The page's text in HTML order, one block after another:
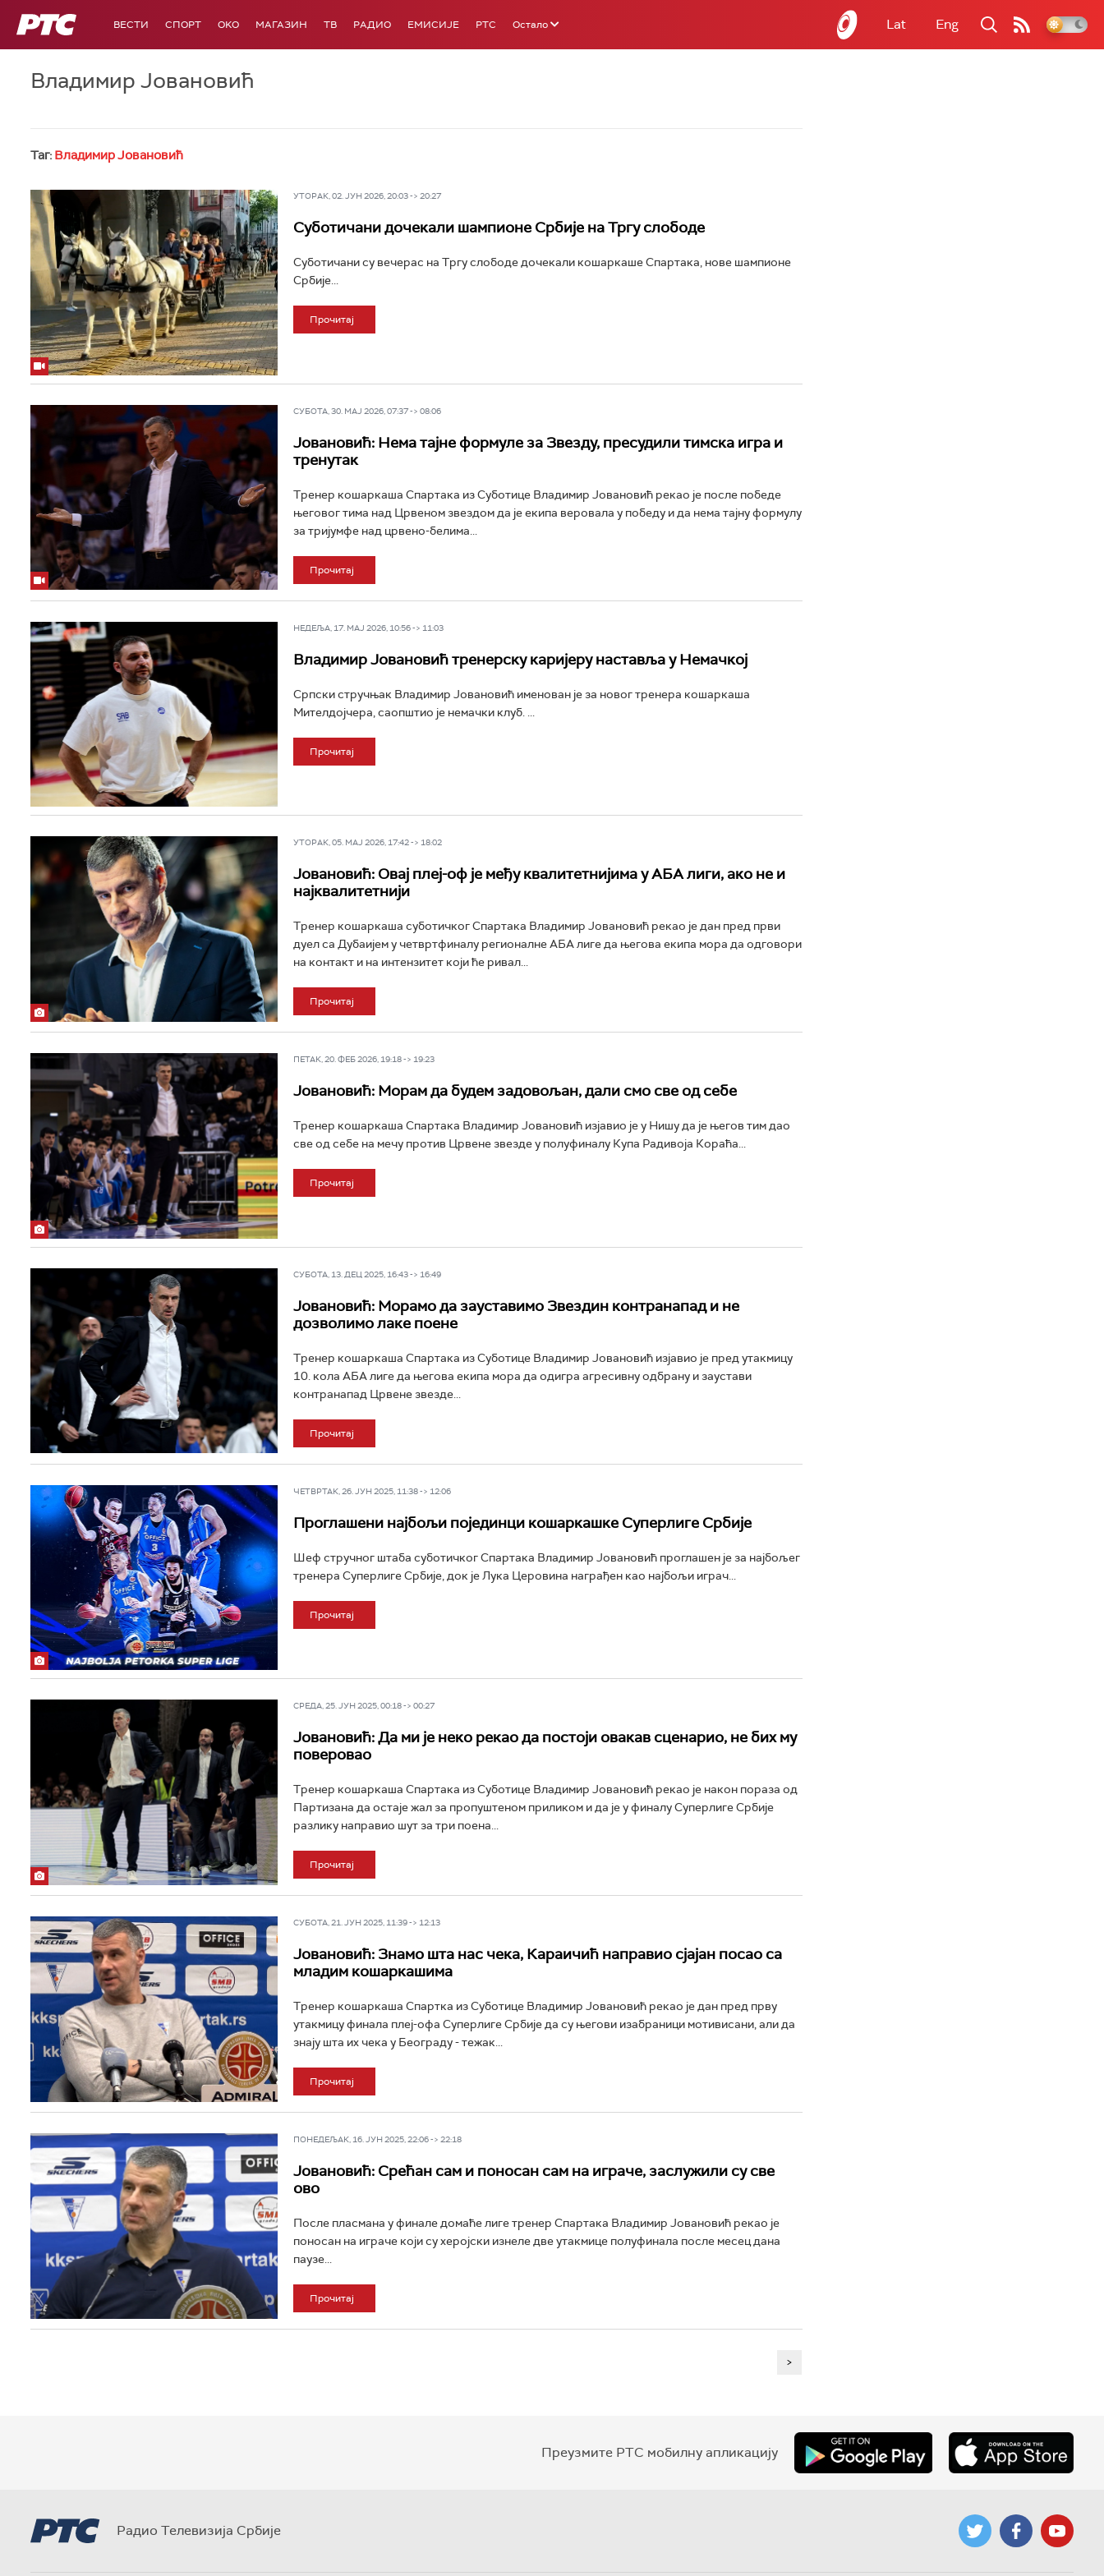
РТС ВЕСТИ СПОРТ OKO МАГАЗИН ТВ РАДИО ЕМИСИЈЕ РТС Остало Lat Eng
Владимир Јовановић
Таг: Владимир Јовановић
УТОРАК, 02. ЈУН 2026, 20:03 -> 20:27
Суботичани дочекали шампионе Србије на Тргу слободе
Суботичани су вечерас на Тргу слободе дочекали кошаркаше Спартака, нове шампионе
Србије...
Прочитај
СУБОТА, 30. МАЈ 2026, 07:37 -> 08:06
Јовановић: Нема тајне формуле за Звезду, пресудили тимска игра и
тренутак
Тренер кошаркаша Спартака из Суботице Владимир Јовановић рекао је после победе
његовог тима над Црвеном звездом да је екипа веровала у победу и да нема тајну формулу
за тријумфе над црвено-белима...
Прочитај
НЕДЕЉА, 17. МАЈ 2026, 10:56 -> 11:03
Владимир Јовановић тренерску каријеру наставља у Немачкој
Српски стручњак Владимир Јовановић именован је за новог тренера кошаркаша
Мителдојчера, саопштио је немачки клуб. ...
Прочитај
УТОРАК, 05. МАЈ 2026, 17:42 -> 18:02
Јовановић: Овај плеј-оф је међу квалитетнијима у АБА лиги, ако не и
најквалитетнији
Тренер кошаркаша суботичког Спартака Владимир Јовановић рекао је дан пред први
дуел са Дубаијем у четвртфиналу регионалне АБА лиге да његова екипа мора да одговори
на контакт и на интензитет који ће ривал...
Прочитај
ПЕТАК, 20. ФЕБ 2026, 19:18 -> 19:23
Јовановић: Морам да будем задовољан, дали смо све од себе
Тренер кошаркаша Спартака Владимир Јовановић изјавио је у Нишу да је његов тим дао
све од себе на мечу против Црвене звезде у полуфиналу Купа Радивоја Кораћа...
Прочитај
СУБОТА, 13. ДЕЦ 2025, 16:43 -> 16:49
Јовановић: Морамо да зауставимо Звездин контранапад и не
дозволимо лаке поене
Тренер кошаркаша Спартака из Суботице Владимир Јовановић изјавио је пред утакмицу
10. кола АБА лиге да његова екипа мора да одигра агресивну одбрану и заустави
контранапад Црвене звезде...
Прочитај
ЧЕТВРТАК, 26. ЈУН 2025, 11:38 -> 12:06
Проглашени најбољи појединци кошаркашке Суперлиге Србије
Шеф стручног штаба суботичког Спартака Владимир Јовановић проглашен је за најбољег
тренера Суперлиге Србије, док је Лука Церовина награђен као најбољи играч...
Прочитај
СРЕДА, 25. ЈУН 2025, 00:18 -> 00:27
Јовановић: Да ми је неко рекао да постоји овакав сценарио, не бих му
поверовао
Тренер кошаркаша Спартака из Суботице Владимир Јовановић рекао је након пораза од
Партизана да остаје жал за пропуштеном приликом и да је у финалу Суперлиге Србије
разлику направио шут за три поена...
Прочитај
СУБОТА, 21. ЈУН 2025, 11:39 -> 12:13
Јовановић: Знамо шта нас чека, Караичић направио сјајан посао са
младим кошаркашима
Тренер кошаркаша Спартка из Суботице Владимир Јовановић рекао је дан пред прву
утакмицу финала плеј-офа Суперлиге Србије да су његови изабраници мотивисани, али да
знају шта их чека у Београду - тежак...
Прочитај
ПОНЕДЕЉАК, 16. ЈУН 2025, 22:06 -> 22:18
Јовановић: Срећан сам и поносан сам на играче, заслужили су све
ово
После пласмана у финале домаће лиге тренер Спартака Владимир Јовановић рекао је
поносан на играче који су херојски изнеле две утакмице полуфинала после месец дана
паузе...
Прочитај
>
Преузмите РТС мобилну апликацију
Радио Телевизија Србије